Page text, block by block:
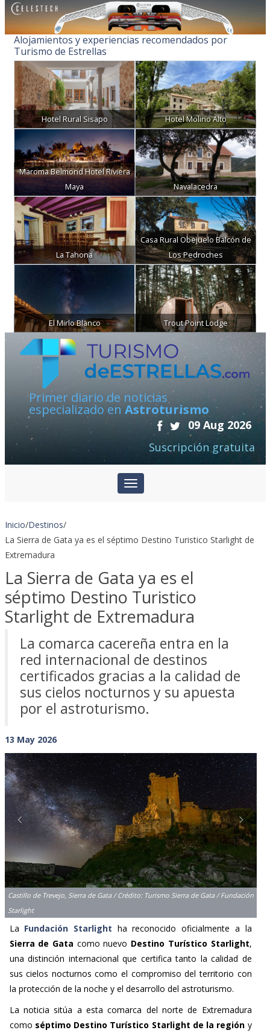
Alojamientos y experiencias recomendados por
Turismo de Estrellas
Hotel Rural Sisapo Hotel Molino Alto
Maroma Belmond Hotel Riviera
Maya
Navalacedra
La Tahona
Casa Rural Obejuelo Balcón de
Los Pedroches
El Mirlo Blanco Trout Point Lodge
Primer diario de noticias
especializado en Astroturismo
09 Aug 2026
Suscripción gratuita
Inicio/Destinos/
La Sierra de Gata ya es el séptimo Destino Turistico Starlight de
Extremadura
La Sierra de Gata ya es el
séptimo Destino Turistico
Starlight de Extremadura
La comarca cacereña entra en la
red internacional de destinos
certificados gracias a la calidad de
sus cielos nocturnos y su apuesta
por el astroturismo.
13 May 2026
Castillo de Trevejo, Sierra de Gata / Crédito: Turismo Sierra de Gata / Fundación
Starlight
Previous Next
La Fundación Starlight ha reconocido oficialmente a la
Sierra de Gata como nuevo Destino Turístico Starlight,
una distinción internacional que certifica tanto la calidad de
sus cielos nocturnos como el compromiso del territorio con
la protección de la noche y el desarrollo del astroturismo.
La noticia sitúa a esta comarca del norte de Extremadura
como séptimo Destino Turístico Starlight de la región y